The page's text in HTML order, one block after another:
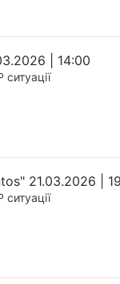
| 14:00
ситуації
21.03.2026 |
ситуації